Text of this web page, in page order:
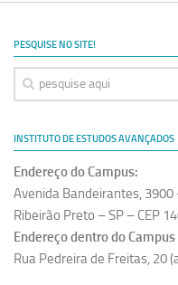
Institucional
Polo Ribeirão Preto
Equipe
Projetos
Ciência com Pipoca
Ciência Por Elas
PESQUISE NO SITE!
INSTITUTO DE ESTUDOS AVANÇADOS
Endereço do Campus:
Avenida Bandeirantes,
Ribeirão Preto – SP – CEP
Endereço dentro do
Rua Pedreira de Freitas, 20